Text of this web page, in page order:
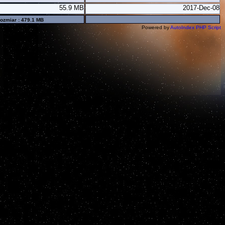
55.9 MB
2017-Dec-08
: 479.1 MB
Powered byAutoIndex PHP Script